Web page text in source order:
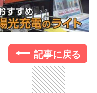
記事に戻る